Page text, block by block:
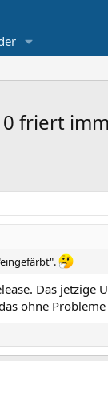
friert
Das
ohne